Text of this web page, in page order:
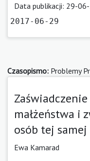
Data publikacji: 29-
2017-06-29
Czasopismo: Problemy
małżeństwa i
osób tej samej
Ewa Kamarad